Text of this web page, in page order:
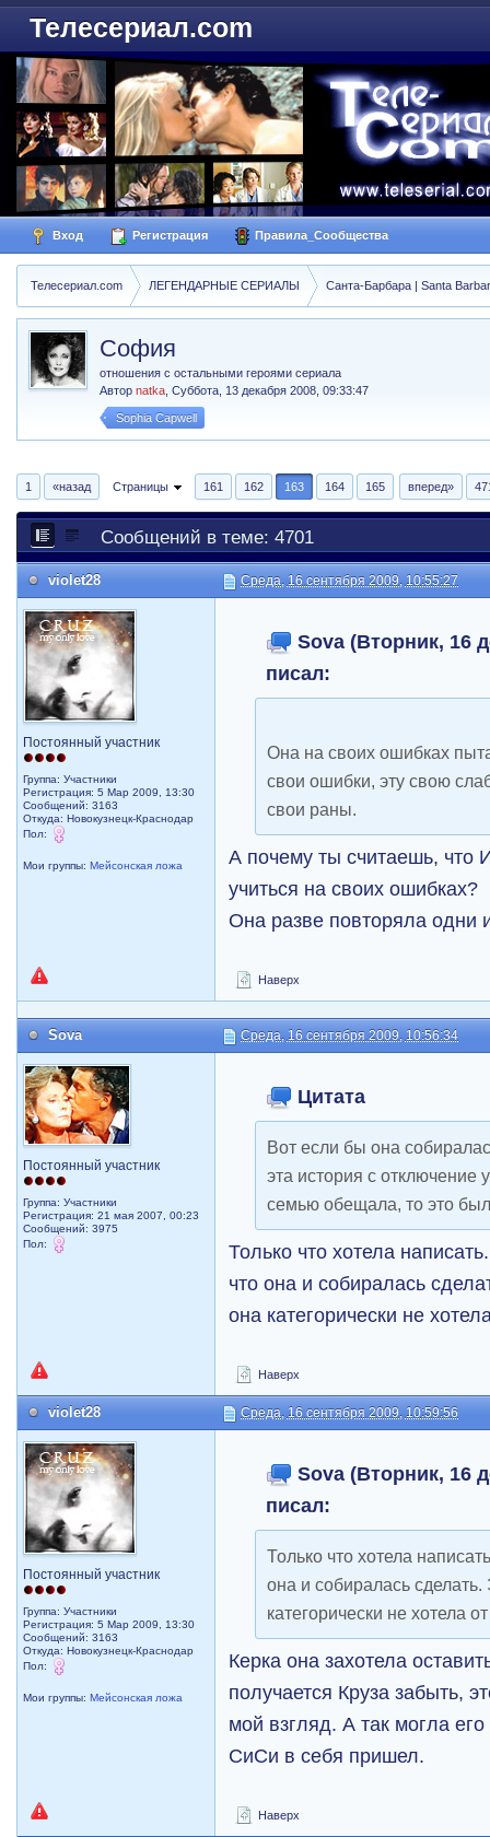
Телесериал.com
Вход Регистрация Правила_Сообщества
Телесериал.com ЛЕГЕНДАРНЫЕ СЕРИАЛЫ Санта-Барбара | Santa
София
отношения с остальными героями сериала
Авторnatka ,Суббота, 13 декабря 2008, 09:33:47
Sophia Capwell
1 «назад Страницы 161 162 163 164 165 вперед»
Сообщений в теме: 4701
violet28 Среда, 16 сентября 2009, 10:55:27
Постоянный участник
Группа: Участники
Регистрация: 5 Мар 2009, 13:30
Сообщений: 3163
Откуда: Новокузнецк-Краснодар
Пол:
Мои группы:Мейсонская ложа
Sova (Вторник, 16
писал:
Она на своих ошибках
свои ошибки, эту свою
свои раны.
А почему ты считаешь, что
учиться на своих ошибках?
Она разве повторяла одни
Наверх
Sova Среда, 16 сентября 2009, 10:56:34
Постоянный участник
Группа: Участники
Регистрация: 21 мая 2007, 00:23
Сообщений: 3975
Пол:
Цитата
Вот если бы она
эта история с отключение
семью обещала, то это
Только что хотела
что она и собиралась
она категорически не
Наверх
violet28 Среда, 16 сентября 2009, 10:59:56
Постоянный участник
Группа: Участники
Регистрация: 5 Мар 2009, 13:30
Сообщений: 3163
Откуда: Новокузнецк-Краснодар
Пол:
Мои группы:Мейсонская ложа
Sova (Вторник, 16
писал:
Только что хотела
она и собиралась
категорически не хотела
Керка она захотела
получается Круза забыть,
мой взгляд. А так могла его
СиСи в себя пришел.
Наверх